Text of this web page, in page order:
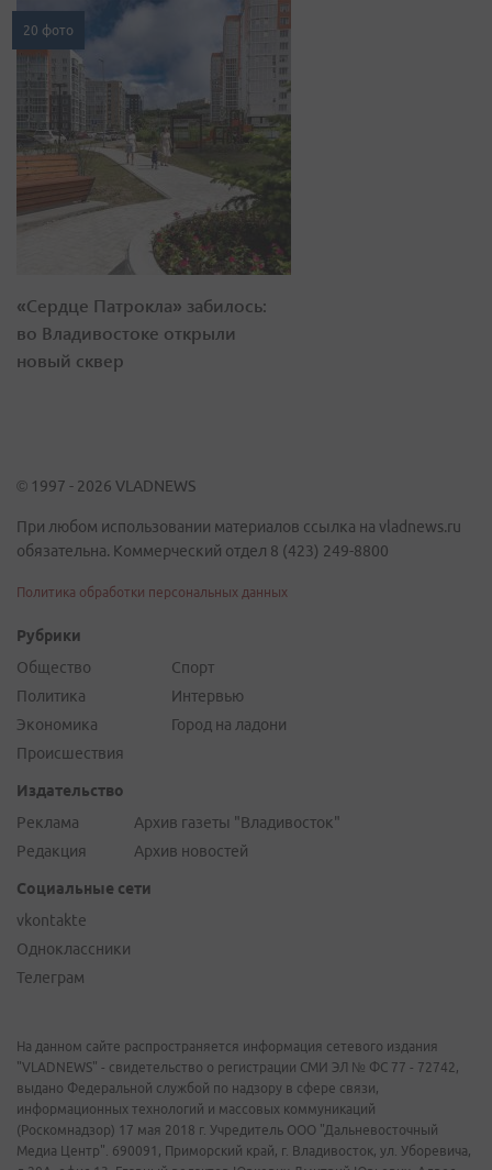
20 фото
«Сердце Патрокла» забилось:
во Владивостоке открыли
новый сквер
© 1997 - 2026 VLADNEWS
При любом использовании материалов ссылка на vladnews.ru
обязательна. Коммерческий отдел 8 (423) 249-8800
Политика обработки персональных данных
Рубрики
Общество
Политика
Экономика
Происшествия
Спорт
Интервью
Город на ладони
Издательство
Реклама
Редакция
Архив газеты "Владивосток"
Архив новостей
Социальные сети
vkontakte
Одноклассники
Телеграм
На данном сайте распространяется информация сетевого издания
"VLADNEWS" - свидетельство о регистрации СМИ ЭЛ № ФС 77 - 72742,
выдано Федеральной службой по надзору в сфере связи,
информационных технологий и массовых коммуникаций
(Роскомнадзор) 17 мая 2018 г. Учредитель ООО "Дальневосточный
Медиа Центр". 690091, Приморский край, г. Владивосток, ул. Уборевича,